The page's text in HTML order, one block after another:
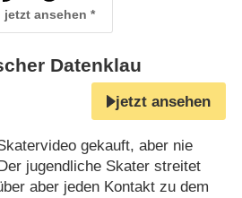
jetzt ansehen
Datenklau
jetzt ansehen
gekauft, aber nie
jugendliche Skater streitet
aber jeden Kontakt zu dem